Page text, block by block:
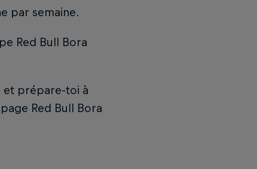
par semaine.
Red Bull Bora
et prépare-toi à
Red Bull Bora